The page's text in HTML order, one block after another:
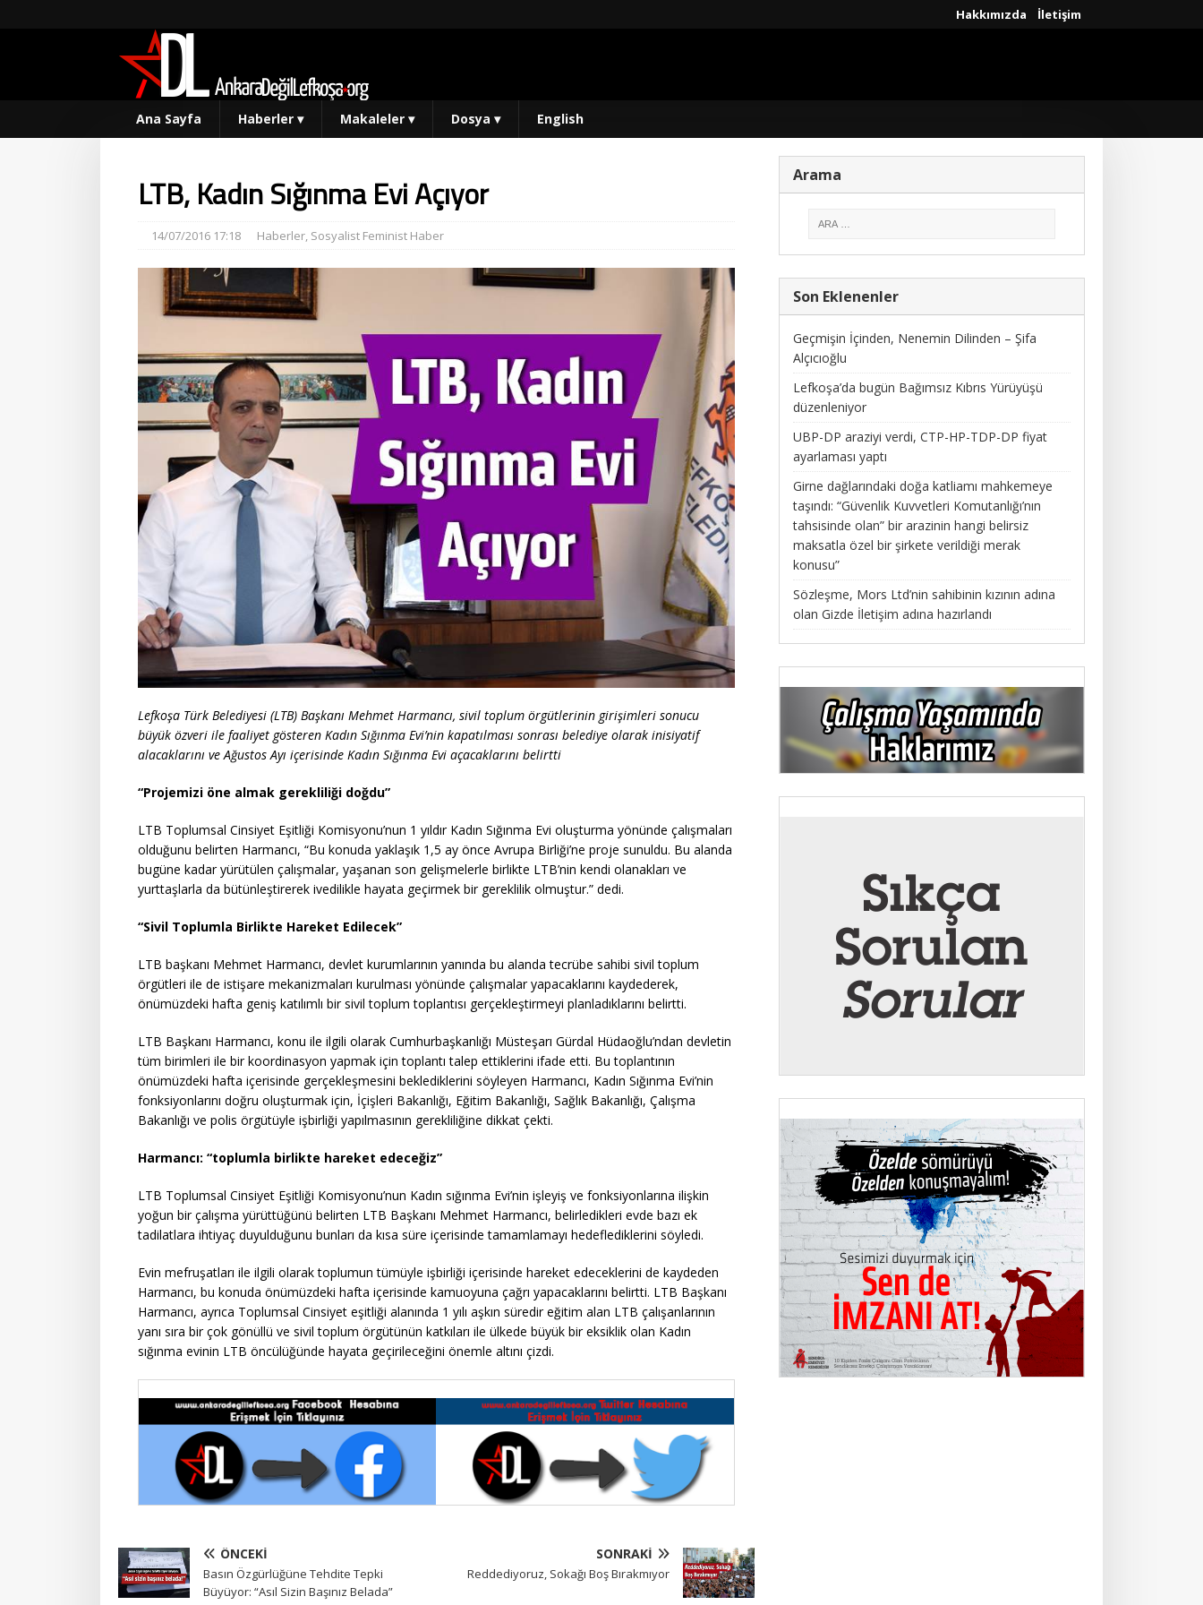
Hakkımızda İletişim
Ana Sayfa Haberler ▾ Makaleler ▾ Dosya ▾ English
LTB, Kadın Sığınma Evi Açıyor
14/07/2016 17:18 Haberler, Sosyalist Feminist Haber
Lefkoşa Türk Belediyesi (LTB) Başkanı Mehmet Harmancı, sivil toplum örgütlerinin girişimleri sonucu
büyük özveri ile faaliyet gösteren Kadın Sığınma Evi’nin kapatılması sonrası belediye olarak inisiyatif
alacaklarını ve Ağustos Ayı içerisinde Kadın Sığınma Evi açacaklarını belirtti
“Projemizi öne almak gerekliliği doğdu”
LTB Toplumsal Cinsiyet Eşitliği Komisyonu’nun 1 yıldır Kadın Sığınma Evi oluşturma yönünde çalışmaları
olduğunu belirten Harmancı, “Bu konuda yaklaşık 1,5 ay önce Avrupa Birliği’ne proje sunuldu. Bu alanda
bugüne kadar yürütülen çalışmalar, yaşanan son gelişmelerle birlikte LTB’nin kendi olanakları ve
yurttaşlarla da bütünleştirerek ivedilikle hayata geçirmek bir gereklilik olmuştur.” dedi.
“Sivil Toplumla Birlikte Hareket Edilecek”
LTB başkanı Mehmet Harmancı, devlet kurumlarının yanında bu alanda tecrübe sahibi sivil toplum
örgütleri ile de istişare mekanizmaları kurulması yönünde çalışmalar yapacaklarını kaydederek,
önümüzdeki hafta geniş katılımlı bir sivil toplum toplantısı gerçekleştirmeyi planladıklarını belirtti.
LTB Başkanı Harmancı, konu ile ilgili olarak Cumhurbaşkanlığı Müsteşarı Gürdal Hüdaoğlu’ndan devletin
tüm birimleri ile bir koordinasyon yapmak için toplantı talep ettiklerini ifade etti. Bu toplantının
önümüzdeki hafta içerisinde gerçekleşmesini beklediklerini söyleyen Harmancı, Kadın Sığınma Evi’nin
fonksiyonlarını doğru oluşturmak için, İçişleri Bakanlığı, Eğitim Bakanlığı, Sağlık Bakanlığı, Çalışma
Bakanlığı ve polis örgütüyle işbirliği yapılmasının gerekliliğine dikkat çekti.
Harmancı: “toplumla birlikte hareket edeceğiz”
LTB Toplumsal Cinsiyet Eşitliği Komisyonu’nun Kadın sığınma Evi’nin işleyiş ve fonksiyonlarına ilişkin
yoğun bir çalışma yürüttüğünü belirten LTB Başkanı Mehmet Harmancı, belirledikleri evde bazı ek
tadilatlara ihtiyaç duyulduğunu bunları da kısa süre içerisinde tamamlamayı hedeflediklerini söyledi.
Evin mefruşatları ile ilgili olarak toplumun tümüyle işbirliği içerisinde hareket edeceklerini de kaydeden
Harmancı, bu konuda önümüzdeki hafta içerisinde kamuoyuna çağrı yapacaklarını belirtti. LTB Başkanı
Harmancı, ayrıca Toplumsal Cinsiyet eşitliği alanında 1 yılı aşkın süredir eğitim alan LTB çalışanlarının
yanı sıra bir çok gönüllü ve sivil toplum örgütünün katkıları ile ülkede büyük bir eksiklik olan Kadın
sığınma evinin LTB öncülüğünde hayata geçirileceğini önemle altını çizdi.
ÖNCEKI
Basın Özgürlüğüne Tehdite Tepki
Büyüyor: “Asıl Sizin Başınız Belada”
SONRAKI
Reddediyoruz, Sokağı Boş Bırakmıyor
Arama
Son Eklenenler
Geçmişin İçinden, Nenemin Dilinden – Şifa
Alçıcıoğlu
Lefkoşa’da bugün Bağımsız Kıbrıs Yürüyüşü
düzenleniyor
UBP-DP araziyi verdi, CTP-HP-TDP-DP fiyat
ayarlaması yaptı
Girne dağlarındaki doğa katliamı mahkemeye
taşındı: “Güvenlik Kuvvetleri Komutanlığı’nın
tahsisinde olan” bir arazinin hangi belirsiz
maksatla özel bir şirkete verildiği merak
konusu”
Sözleşme, Mors Ltd’nin sahibinin kızının adına
olan Gizde İletişim adına hazırlandı